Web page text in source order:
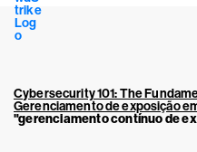
Cybersecurity 101: The
Gerenciamento de exposição
"gerenciamento contínuo de